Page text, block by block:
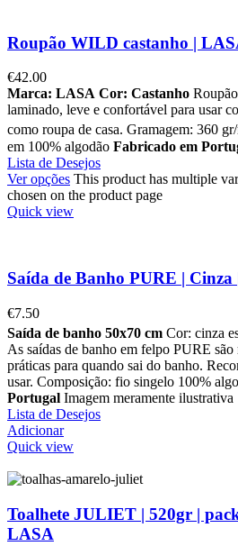
Roupão WILD castanho |
€42.00
Marca: LASA Cor: Castanho
laminado, leve e confortável para usar
como roupa de casa. Gramagem: 360
em 100% algodão Fabricado em
Lista de Desejos
Ver opções This product has multiple
chosen on the product page
Quick view
Saída de Banho PURE |
€7.50
Saída de banho 50x70 cm Cor: cinza
As saídas de banho em felpo PURE são
práticas para quando sai do banho.
usar. Composição: fio singelo 100%
Portugal Imagem meramente ilustrativa
Lista de Desejos
Adicionar
Quick view
Toalhete JULIET | 520gr |
LASA